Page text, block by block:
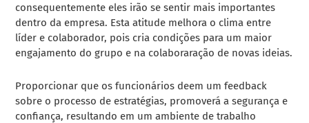
consequentemente eles irão se sentir mais importantes
dentro da empresa. Esta atitude melhora o clima entre
líder e colaborador, pois cria condições para um maior
engajamento do grupo e na colaboraração de novas ideias.
Proporcionar que os funcionários deem um feedback
sobre o processo de estratégias, promoverá a segurança e
confiança, resultando em um ambiente de trabalho